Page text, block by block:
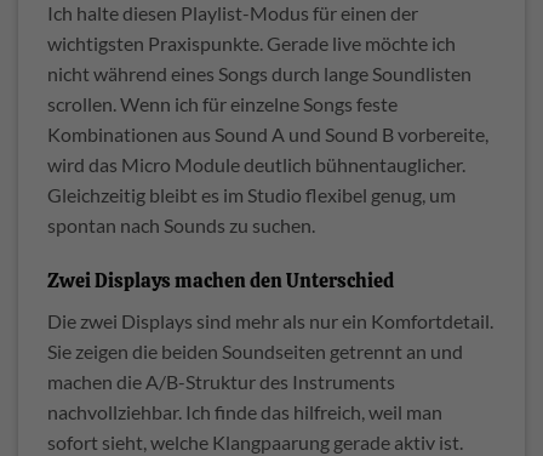
Ich halte diesen Playlist-Modus für einen der
wichtigsten Praxispunkte. Gerade live möchte ich
nicht während eines Songs durch lange Soundlisten
scrollen. Wenn ich für einzelne Songs feste
Kombinationen aus Sound A und Sound B vorbereite,
wird das Micro Module deutlich bühnentauglicher.
Gleichzeitig bleibt es im Studio flexibel genug, um
spontan nach Sounds zu suchen.
Zwei Displays machen den Unterschied
Die zwei Displays sind mehr als nur ein Komfortdetail.
Sie zeigen die beiden Soundseiten getrennt an und
machen die A/B-Struktur des Instruments
nachvollziehbar. Ich finde das hilfreich, weil man
sofort sieht, welche Klangpaarung gerade aktiv ist.